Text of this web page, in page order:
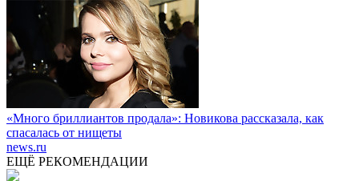
«Много бриллиантов продала»: Новикова рассказала, как
спасалась от нищеты
news.ru
ЕЩЁ РЕКОМЕНДАЦИИ